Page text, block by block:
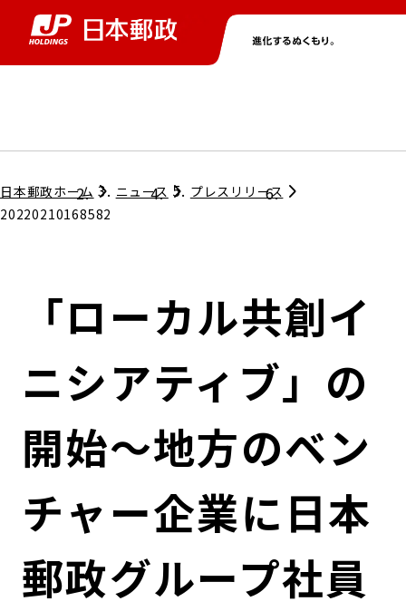
グループ情報トップ
コンプライアンス
ガバナンス
ローカル共創イニシアティブ
関連事業
株主・投資家情報トップ
個人投資家のみなさまへ
株式情報
IRニュース
IRカレンダー
ニューストップ
サステナビリティトップ
担当役員メッセージ
サステナビリティマネジメント
社会
ガバナンス
採用情報トップ
日本郵政ホーム ニュース
プレスリリース
20220210168582
「ローカル共創イ
ニシアティブ」の
開始～地方のベン
チャー企業に日本
郵政グループ社員